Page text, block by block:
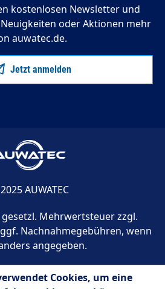
kostenlosen Newsletter und
oder Aktionen mehr
auwatec.de.
Jetzt anmelden
AUWATEC
Mehrwertsteuer zzgl.
Nachnahmegebühren, wenn
angegeben.
Cookies, um eine